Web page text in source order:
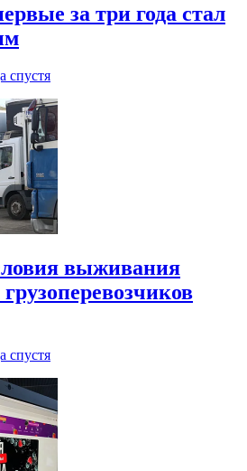
за три года стал
спустя
выживания
спустя